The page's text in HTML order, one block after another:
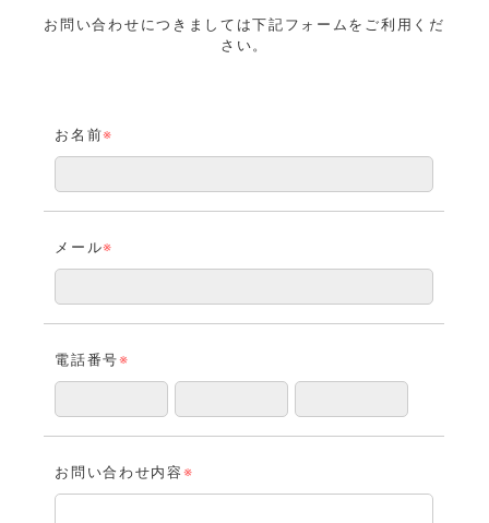
お問い合わせにつきましては下記フォームをご利用くだ
さい。
お名前※
メール※
電話番号※
お問い合わせ内容※